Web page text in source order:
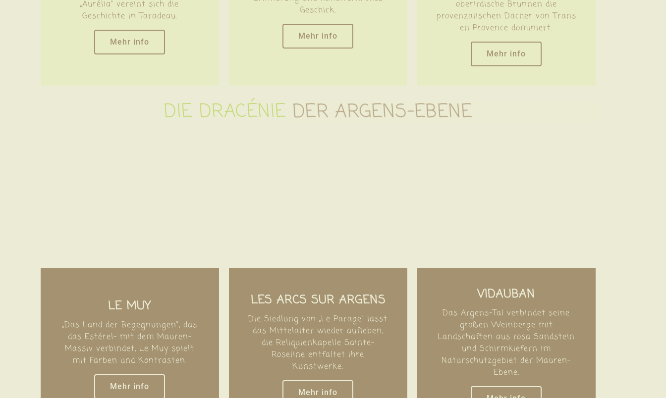
„Aurélia“ vereint sich die
Geschichte in Taradeau.
Mehr info
Geschick.
Mehr info
oberirdische Brunnen die
provenzalischen Dächer von Trans
en Provence dominiert.
Mehr info
DIE DRACÉNIE DER ARGENS-EBENE
LE MUY
„Das Land der Begegnungen", das
das Estérel- mit dem Mauren-
Massiv verbindet, Le Muy spielt
mit Farben und Kontrasten.
Mehr info
LES ARCS SUR ARGENS
Die Siedlung von „Le Parage“ lässt
das Mittelalter wieder aufleben,
die Reliquienkapelle Sainte-
Roseline entfaltet ihre
Kunstwerke.
Mehr info
VIDAUBAN
Das Argens-Tal verbindet seine
großen Weinberge mit
Landschaften aus rosa Sandstein
und Schirmkiefern im
Naturschutzgebiet der Mauren-
Ebene.